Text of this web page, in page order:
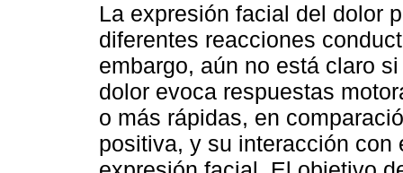
La expresión facial del dolor
diferentes reacciones
embargo, aún no está claro
dolor evoca respuestas
o más rápidas, en
positiva, y su interacción con